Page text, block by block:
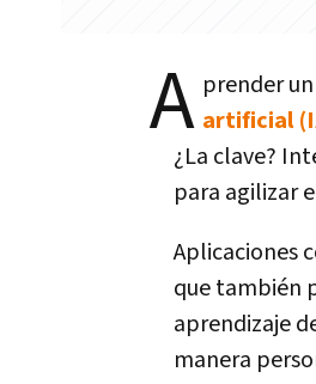
A prender un
artificial
¿La clave?
para agilizar
Aplicaciones
que también
aprendizaje
manera